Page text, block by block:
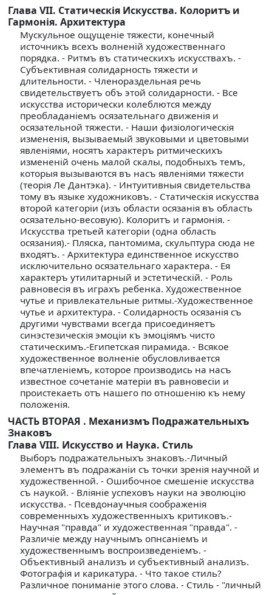
Глава VII. Статическiя Искусства. Колоритъ и
Гармонiя. Архитектура
Мускульное ощущенiе тяжести, конечный
источникъ всехъ волненiй художественнаго
порядка. - Ритмъ въ статическихъ искусствахъ. -
Субъективная солидарность тяжести и
длительности. - Членораздельная речь
свидетельствуетъ объ этой солидарности. - Все
искусства исторически колеблются между
преобладанiемъ осязательнаго движенiя и
осязательной тяжести. - Наши физiологическiя
измененiя, вызываемый звуковыми и цветовыми
явленiями, носятъ характеръ ритмическихъ
измененiй очень малой скалы, подобныхъ темъ,
которыя вызываются въ насъ явленiями тяжести
(теорiя Ле Дантэка). - Интуитивныя свидетельства
тому въ языке художниковъ. - Статическiя искусства
второй категорiи (изъ области осязанiя въ область
осязательно-весовую). Колоритъ и гармонiя. -
Искусства третьей категорiи (одна область
осязания).- Пляска, пантомима, скульптура сюда не
входятъ. - Архитектура единственное искусство
исключительно осязательнаго характера. - Ея
характеръ утилитарный и эстетическiй. - Роль
равновесiя въ играхъ ребенка. Художественное
чутье и привлекательные ритмы.-Художественное
чутье и архитектура. - Солидарность осязанiя съ
другими чувствами всегда присоединяетъ
синэстезическiя эмоцiи къ эмоцiямъ чисто
статическимъ.-Египетская пирамида. - Всякое
художественное волненiе обусловливается
впечатленiемъ, которое производись на насъ
известное сочетанiе матерiи въ равновесiи и
проистекаеть отъ нашего по отношенiю къ нему
положенiя.
ЧАСТЬ ВТОРАЯ . Механизмъ Подражательныхъ
Знаковъ
Глава VIII. Искусство и Наука. Стиль
Выборъ подражательныхъ знаковъ.-Личный
элементъ въ подражанiи съ точки зренiя научной и
художественной. - Ошибочное смешенiе искусства
съ наукой. - Влiянiе успеховъ науки на эволюцiю
искусства. - Псевдонаучныя соображенiя
современныхъ художественныхъ критиковъ.-
Научная "правда" и художественная "правда". -
Различiе между научнымъ опнсанiемъ и
художественнымъ воспроизведенiемъ. -
Объективный анализъ и субъективный анализъ.
Фотографiя и карикатура. - Что такое стиль?
Различное пониманiе этого слова. - Стиль - "личный